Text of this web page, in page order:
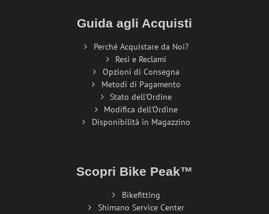
Guida agli Acquisti
Perché Acquistare da Noi?
Resi e Reclami
Opzioni di Consegna
Metodi di Pagamento
Stato dell'Ordine
Modifica dell'Ordine
Disponibilità in Magazzino
Scopri Bike Peak™
Bikefitting
Shimano Service Center